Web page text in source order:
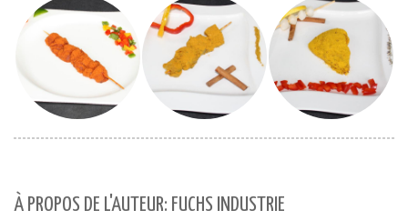
À PROPOS DE L'AUTEUR: FUCHS INDUSTRIE